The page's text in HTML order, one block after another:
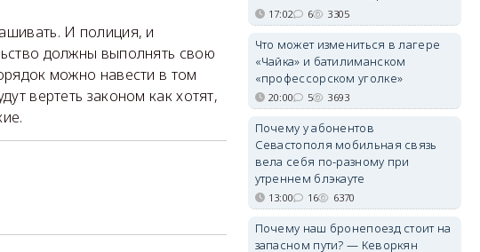
И полиция, и
должны выполнять свою
можно навести в том
вертеть законом как хотят,
17:02 6 3305
Что может измениться в лагере
«Чайка» и батилиманском
«профессорском уголке»
20:00 5 3693
Почему у абонентов
Севастополя мобильная связь
вела себя по-разному при
утреннем блэкауте
13:00 16 6370
Почему наш бронепоезд стоит на
запасном пути? — Кеворкян